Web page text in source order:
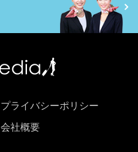
プライバシーポリシー
会社概要